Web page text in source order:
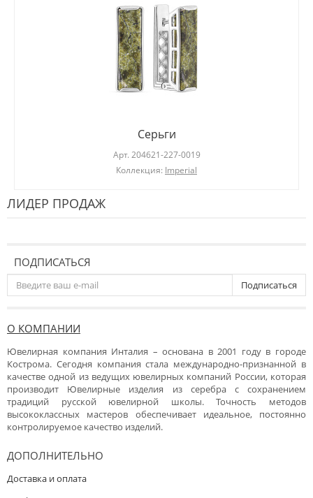
Серьги
Арт. 204621-227-0019
Коллекция: Imperial
ЛИДЕР ПРОДАЖ
ПОДПИСАТЬСЯ
Подписаться
О КОМПАНИИ
Ювелирная компания Инталия – основана в 2001 году в городе
Кострома. Сегодня компания стала международно-признанной в
качестве одной из ведущих ювелирных компаний России, которая
производит Ювелирные изделия из серебра с сохранением
традиций русской ювелирной школы. Точность методов
высококлассных мастеров обеспечивает идеальное, постоянно
контролируемое качество изделий.
ДОПОЛНИТЕЛЬНО
Доставка и оплата